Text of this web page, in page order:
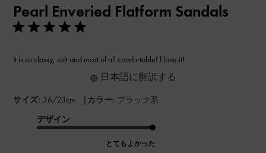
Pearl Enveried Flatform Sandals
It is so classy, soft and most of all comfortable! I love it!
サイズ: 36/23cm | カラー: ブラック系
デザイン
とてもよかった
日本語に翻訳する